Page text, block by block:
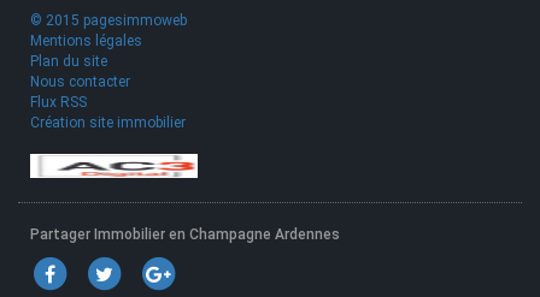
© 2015 pagesimmoweb
Mentions légales
Plan du site
Nous contacter
Flux RSS
Création site immobilier
Partager Immobilier en Champagne Ardennes